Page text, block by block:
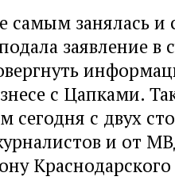
самым занялась и
заявление в
с Цапками.
сегодня с двух
и от
Краснодарского